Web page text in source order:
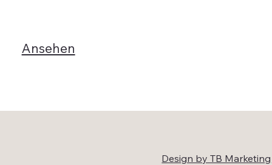
Ansehen
Design by TB Marketing